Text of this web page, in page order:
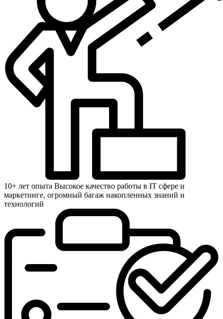
10+ лет опыта Высокое качество работы в IT сфере и
маркетинге, огромный багаж накопленных знаний и
технологий